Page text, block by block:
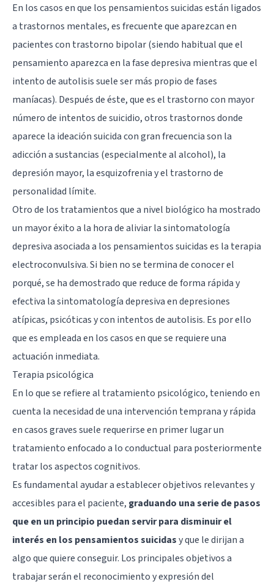
En los casos en que los pensamientos suicidas están ligados
a trastornos mentales, es frecuente que aparezcan en
pacientes con trastorno bipolar(siendo habitual que el
pensamiento aparezca en la fase depresiva mientras que el
intento de autolisis suele ser más propio de fases
maníacas). Después de éste, que es el trastorno con mayor
número de intentos de suicidio, otros trastornos donde
aparece la ideación suicida con gran frecuencia son la
adicción a sustancias (especialmente al alcohol), la
depresión mayor, laesquizofreniay el trastorno de
personalidad límite.
Otro de los tratamientos que a nivel biológico ha mostrado
un mayor éxito a la hora de aliviar la sintomatología
depresiva asociada a los pensamientos suicidas es la terapia
electroconvulsiva. Si bien no se termina de conocer el
porqué, se ha demostrado que reduce de forma rápida y
efectiva la sintomatología depresiva en depresiones
atípicas, psicóticas y con intentos de autolisis. Es por ello
que es empleada en los casos en que se requiere una
actuación inmediata.
Terapia psicológica
En lo que se refiere al tratamiento psicológico, teniendo en
cuenta la necesidad de una intervención temprana y rápida
en casos graves suele requerirse en primer lugar un
tratamiento enfocado a lo conductual para posteriormente
tratar los aspectos cognitivos.
Es fundamental ayudar a establecer objetivos relevantes y
accesibles para el paciente, graduando una serie de pasos
que en un principio puedan servir para disminuir el
interés en los pensamientos suicidasy que le dirijan a
algo que quiere conseguir. Los principales objetivos a
trabajar serán el reconocimiento y expresión del